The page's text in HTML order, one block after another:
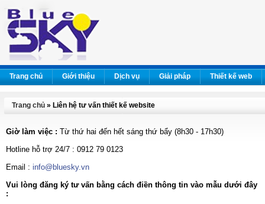
Trang chủ Giới thiệu Dịch vụ Giải pháp Thiết kế web
Trang chủ » Liên hệ tư vấn thiết kế website
Giờ làm việc : Từ thứ hai đến hết sáng thứ bẩy (8h30 - 17h30)
Hotline hỗ trợ 24/7 : 0912 79 0123
Email : info@bluesky.vn
Vui lòng đăng ký tư vấn bằng cách điền thông tin vào mẫu dưới đây
: